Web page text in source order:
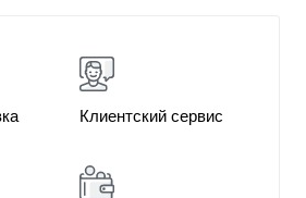
Клиентский сервис